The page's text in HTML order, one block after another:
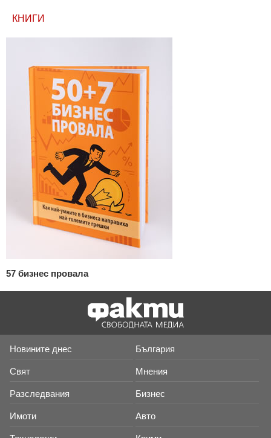
КНИГИ
57 бизнес провала
Новините днес България
Свят Мнения
Разследвания Бизнес
Имоти Авто